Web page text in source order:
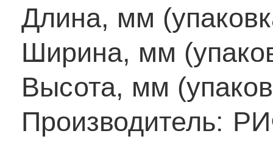
Длина, мм
Ширина, мм
Высота, мм
Производитель: